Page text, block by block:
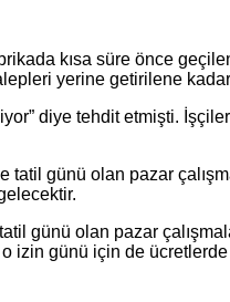
kısa süre önce
yerine getirilene
diye tehdit etmişti.
günü olan pazar
günü olan pazar
izin günü için de